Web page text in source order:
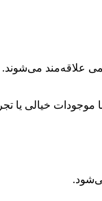
علاقه‌مند می‌شوند.
خیالی یا